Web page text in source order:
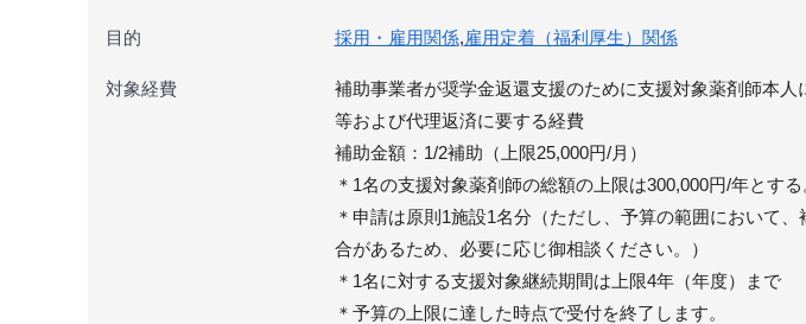
目的 採用・雇用関係,雇用定着（福利厚生）関係
対象経費
補助事業者が奨学金返還支援のために支援対象薬剤師本人
等および代理返済に要する経費
補助金額：1/2補助（上限25,000円/月）
＊1名の支援対象薬剤師の総額の上限は300,000円/年とする
＊申請は原則1施設1名分（ただし、予算の範囲において
合があるため、必要に応じ御相談ください。）
＊1名に対する支援対象継続期間は上限4年（年度）まで
＊予算の上限に達した時点で受付を終了します。